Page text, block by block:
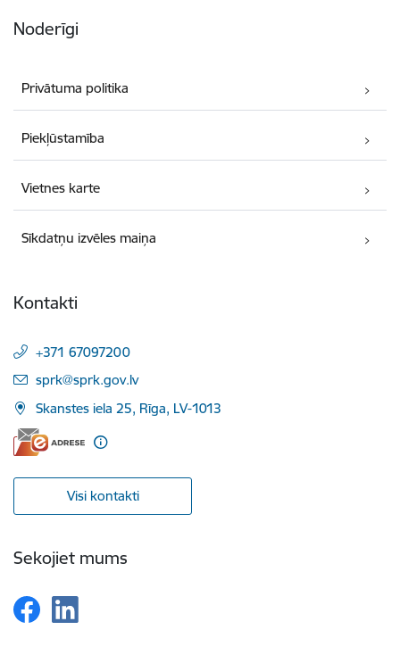
Noderīgi
Privātuma politika
Piekļūstamība
Vietnes karte
Sīkdatņu izvēles maiņa
Kontakti
+371 67097200
E-pasts:
sprk@sprk.gov.lv
Skanstes iela 25, Rīga, LV-1013
Visi kontakti
Sekojiet mums